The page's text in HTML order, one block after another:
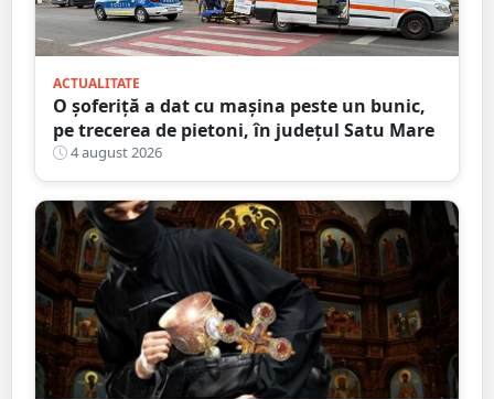
ACTUALITATE
O șoferiță a dat cu mașina peste un bunic,
pe trecerea de pietoni, în județul Satu Mare
4 august 2026